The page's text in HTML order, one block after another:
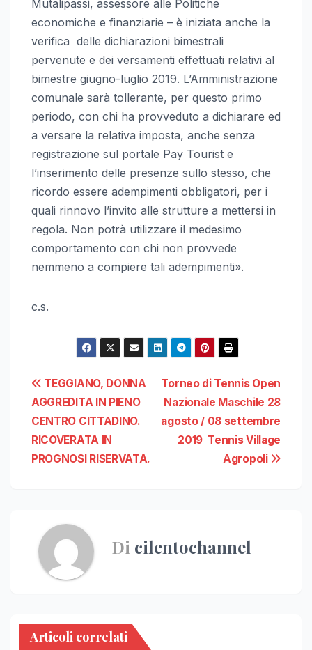
Mutalipassi, assessore alle Politiche
economiche e finanziarie – è iniziata anche la
verifica delle dichiarazioni bimestrali
pervenute e dei versamenti effettuati relativi al
bimestre giugno-luglio 2019. L’Amministrazione
comunale sarà tollerante, per questo primo
periodo, con chi ha provveduto a dichiarare ed
a versare la relativa imposta, anche senza
registrazione sul portale Pay Tourist e
l’inserimento delle presenze sullo stesso, che
ricordo essere adempimenti obbligatori, per i
quali rinnovo l’invito alle strutture a mettersi in
regola. Non potrà utilizzare il medesimo
comportamento con chi non provvede
nemmeno a compiere tali adempimenti».
c.s.
Navigazione
articoli
Torneo di Tennis Open
Nazionale Maschile 28
agosto / 08 settembre
2019 Tennis Village
Agropoli
TEGGIANO, DONNA
AGGREDITA IN PIENO
CENTRO CITTADINO.
RICOVERATA IN
PROGNOSI RISERVATA.
Di cilentochannel
Articoli correlati